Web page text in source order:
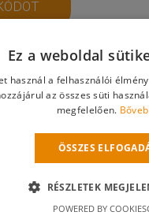
Ez a weboldal
használ a felhasználói
az összes süti
megfelelően.
ÖSSZES
RÉSZLETEK
POWERED BY